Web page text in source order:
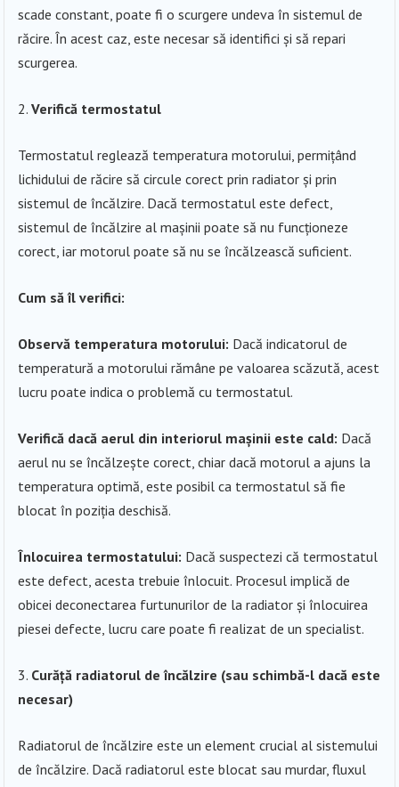
scade constant, poate fi o scurgere undeva în sistemul de
răcire. În acest caz, este necesar să identifici și să repari
scurgerea.
Verifică termostatul
Termostatul reglează temperatura motorului, permițând
lichidului de răcire să circule corect prin radiator și prin
sistemul de încălzire. Dacă termostatul este defect,
sistemul de încălzire al mașinii poate să nu funcționeze
corect, iar motorul poate să nu se încălzească suficient.
Cum să îl verifici:
Observă temperatura motorului: Dacă indicatorul de
temperatură a motorului rămâne pe valoarea scăzută, acest
lucru poate indica o problemă cu termostatul.
Verifică dacă aerul din interiorul mașinii este cald: Dacă
aerul nu se încălzește corect, chiar dacă motorul a ajuns la
temperatura optimă, este posibil ca termostatul să fie
blocat în poziția deschisă.
Înlocuirea termostatului: Dacă suspectezi că termostatul
este defect, acesta trebuie înlocuit. Procesul implică de
obicei deconectarea furtunurilor de la radiator și înlocuirea
piesei defecte, lucru care poate fi realizat de un specialist.
Curăță radiatorul de încălzire (sau schimbă-l dacă este
necesar)
Radiatorul de încălzire este un element crucial al sistemului
de încălzire. Dacă radiatorul este blocat sau murdar, fluxul